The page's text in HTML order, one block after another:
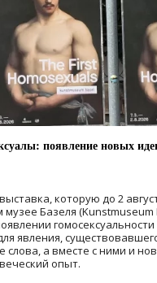
появление новых
которую до 2
Базеля (Kunstmuseum
явления,
слова, а вместе с ними и
опыт.